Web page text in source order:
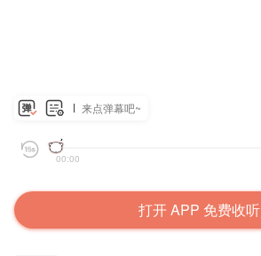
来点弹幕吧~
00:00
打开 APP 免费收听